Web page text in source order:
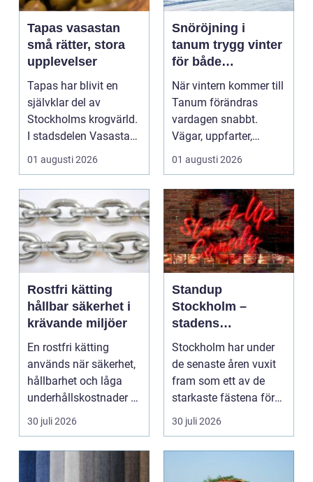
Tapas vasastan
små rätter, stora
upplevelser
Tapas har blivit en
självklar del av
Stockholms krogvärld.
I stadsdelen Vasastan
har utvecklingen gå...
01 augusti 2026
Snöröjning i
tanum trygg vinter
för både
privatpersoner och
företag
När vintern kommer till
Tanum förändras
vardagen snabbt.
Vägar, uppfarter,
parkeringar och
gångvägar...
01 augusti 2026
Rostfri kätting
hållbar säkerhet i
krävande miljöer
En rostfri kätting
används när säkerhet,
hållbarhet och låga
underhållskostnader är
viktigare än läg...
30 juli 2026
Standup
Stockholm –
stadens
vardagsrum för
skratt
Stockholm har under
de senaste åren vuxit
fram som ett av de
starkaste fästena för
s...
30 juli 2026